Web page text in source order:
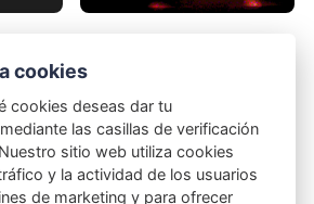
cookies
cookies deseas dar tu
las casillas de verificación
sitio web utiliza cookies
y la actividad de los usuarios
de marketing y para ofrecer